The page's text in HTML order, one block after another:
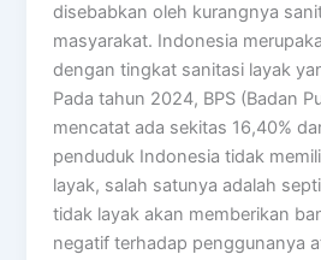
disebabkan oleh kurangnya
masyarakat. Indonesia
dengan tingkat sanitasi layak
Pada tahun 2024, BPS (Badan
mencatat ada sekitas 16,40%
penduduk Indonesia tidak
layak, salah satunya adalah
tidak layak akan memberikan
negatif terhadap penggunanya